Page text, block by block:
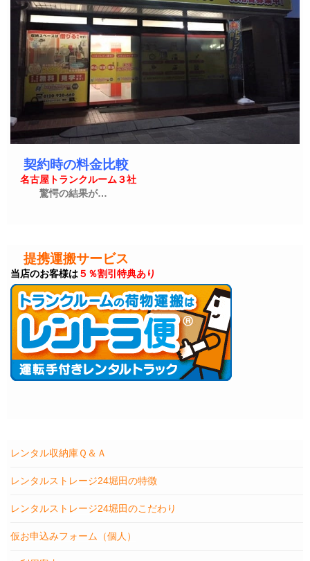
契約時の料金比較
名古屋トランクルーム３社
驚愕の結果が…
提携運搬サービス
当店のお客様は５％割引特典あり
レンタル収納庫Ｑ＆Ａ
レンタルストレージ24堀田の特徴
レンタルストレージ24堀田のこだわり
仮お申込みフォーム（個人）